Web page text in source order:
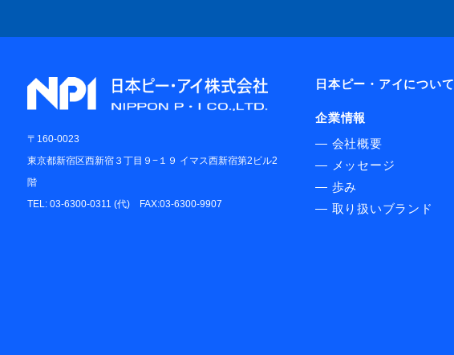
〒160-0023
東京都新宿区西新宿３丁目９−１９ イマス西新宿第2ビル2
階
TEL: 03-6300-0311 (代) FAX:03-6300-9907
日本ピー・アイについて
企業情報
― 会社概要
― メッセージ
― 歩み
― 取り扱いブランド